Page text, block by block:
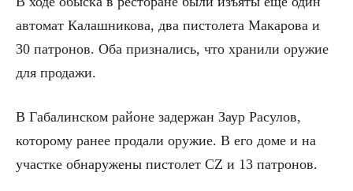
автомат Калашникова, два пистолета Макарова и
30 патронов. Оба признались, что хранили оружие
для продажи.
В Габалинском районе задержан Заур Расулов,
которому ранее продали оружие. В его доме и на
участке обнаружены пистолет CZ и 13 патронов.